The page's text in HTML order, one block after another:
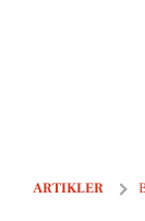
ARTIKLER
Nordstrands